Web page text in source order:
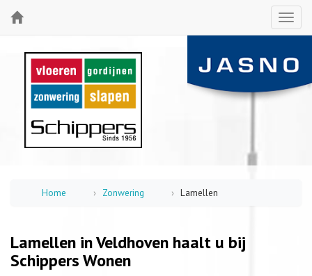
Home Zonwering Lamellen
Lamellen in Veldhoven haalt u bij
Schippers Wonen